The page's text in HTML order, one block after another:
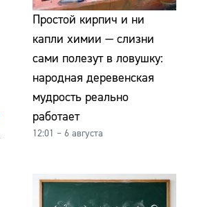
Простой кирпич и ни
капли химии — слизни
сами полезут в ловушку:
народная деревенская
мудрость реально
работает
12:01 – 6 августа